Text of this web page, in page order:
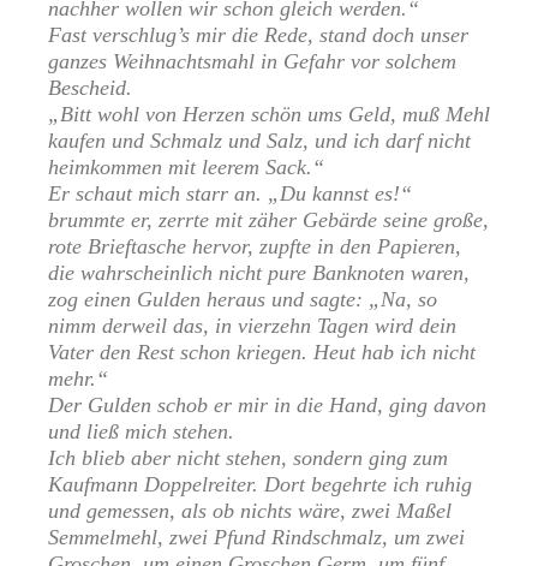
nachher wollen wir schon gleich werden.“
Fast verschlug’s mir die Rede, stand doch unser
ganzes Weihnachtsmahl in Gefahr vor solchem
Bescheid.
„Bitt wohl von Herzen schön ums Geld, muß Mehl
kaufen und Schmalz und Salz, und ich darf nicht
heimkommen mit leerem Sack.“
Er schaut mich starr an. „Du kannst es!“
brummte er, zerrte mit zäher Gebärde seine große,
rote Brieftasche hervor, zupfte in den Papieren,
die wahrscheinlich nicht pure Banknoten waren,
zog einen Gulden heraus und sagte: „Na, so
nimm derweil das, in vierzehn Tagen wird dein
Vater den Rest schon kriegen. Heut hab ich nicht
mehr.“
Der Gulden schob er mir in die Hand, ging davon
und ließ mich stehen.
Ich blieb aber nicht stehen, sondern ging zum
Kaufmann Doppelreiter. Dort begehrte ich ruhig
und gemessen, als ob nichts wäre, zwei Maßel
Semmelmehl, zwei Pfund Rindschmalz, um zwei